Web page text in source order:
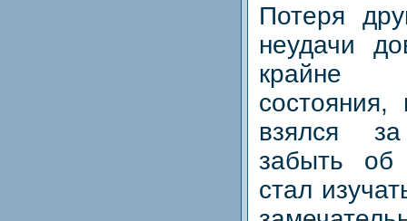
Потеря
неудачи
крайне
взялся
забыть
стал